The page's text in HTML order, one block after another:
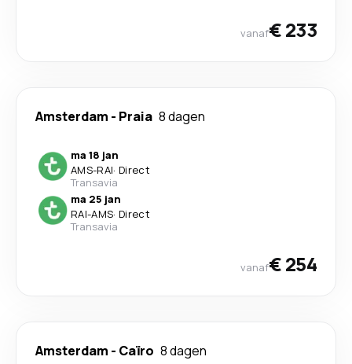
vanaf€ 233
Amsterdam - Praia 8 dagen
ma 18 jan
AMS-RAI· Direct
Transavia
ma 25 jan
RAI-AMS· Direct
Transavia
vanaf€ 254
Amsterdam - Caïro 8 dagen